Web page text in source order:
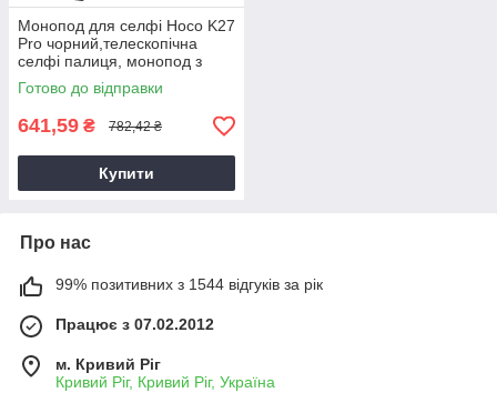
Монопод для селфі Hoco K27
Pro чорний,телескопічна
селфі палиця, монопод з
тримачем для телефону
Готово до відправки
641,59 ₴ 782,42 ₴
Купити
Про нас
99% позитивних з 1544 відгуків за рік
Працює з 07.02.2012
м. Кривий Ріг
Кривий Ріг, Кривий Ріг, Україна